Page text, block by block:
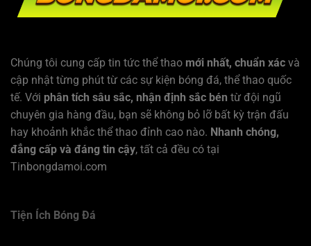
Chúng tôi cung cấp tin tức thể thao mới nhất, chuẩn xác và
cập nhật từng phút từ các sự kiện bóng đá, thể thao quốc
tế. Với phân tích sâu sắc, nhận định sắc bén từ đội ngũ
chuyên gia hàng đầu, bạn sẽ không bỏ lỡ bất kỳ trận đấu
hay khoảnh khắc thể thao đỉnh cao nào. Nhanh chóng,
đẳng cấp và đáng tin cậy, tất cả đều có tại
Tinbongdamoi.com
Tiện Ích Bóng Đá